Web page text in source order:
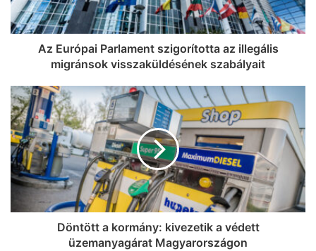
Az Európai Parlament szigorította az illegális
migránsok visszaküldésének szabályait
Döntött a kormány: kivezetik a védett
üzemanyagárat Magyarországon